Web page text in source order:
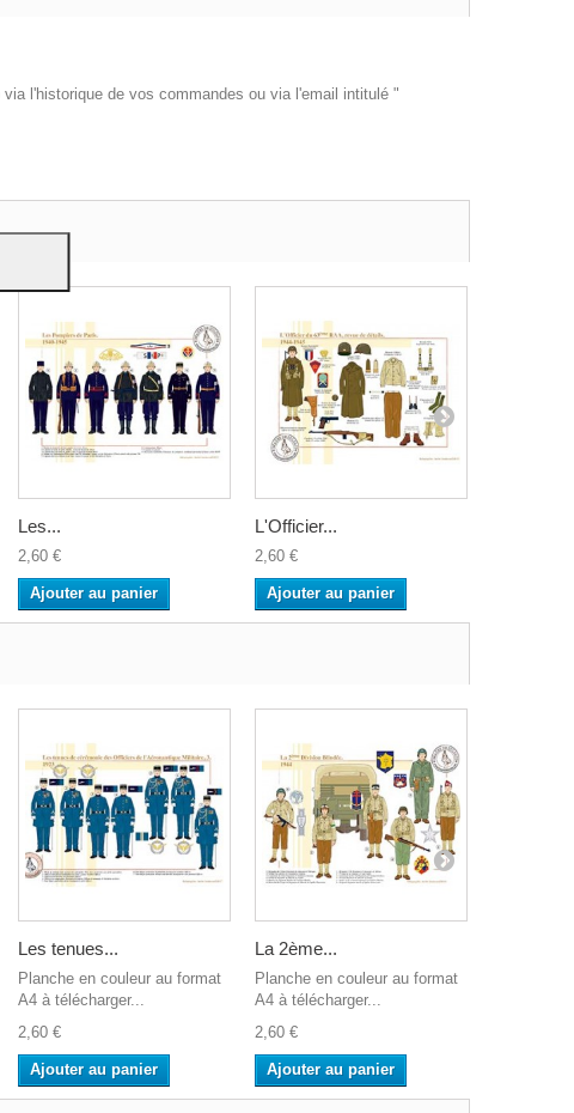
l'historique de vos commandes ou via l'email intitulé "
Les...
2,60 €
Ajouter au panier
L'Officier...
2,60 €
Ajouter au panier
Les tenues...
Planche en couleur au format
A4 à télécharger...
2,60 €
Ajouter au panier
La 2ème...
Planche en couleur au format
A4 à télécharger...
2,60 €
Ajouter au panier
et
de